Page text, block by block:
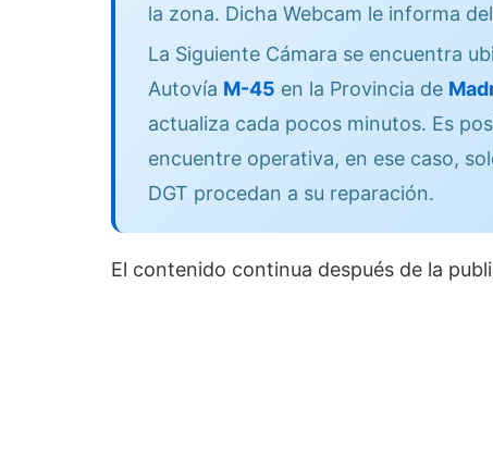
la zona. Dicha Webcam le informa
La Siguiente Cámara se encuentra
Autovía M-45 en la Provincia de
actualiza cada pocos minutos. Es
encuentre operativa, en ese caso,
DGT procedan a su reparación.
El contenido continua después de la